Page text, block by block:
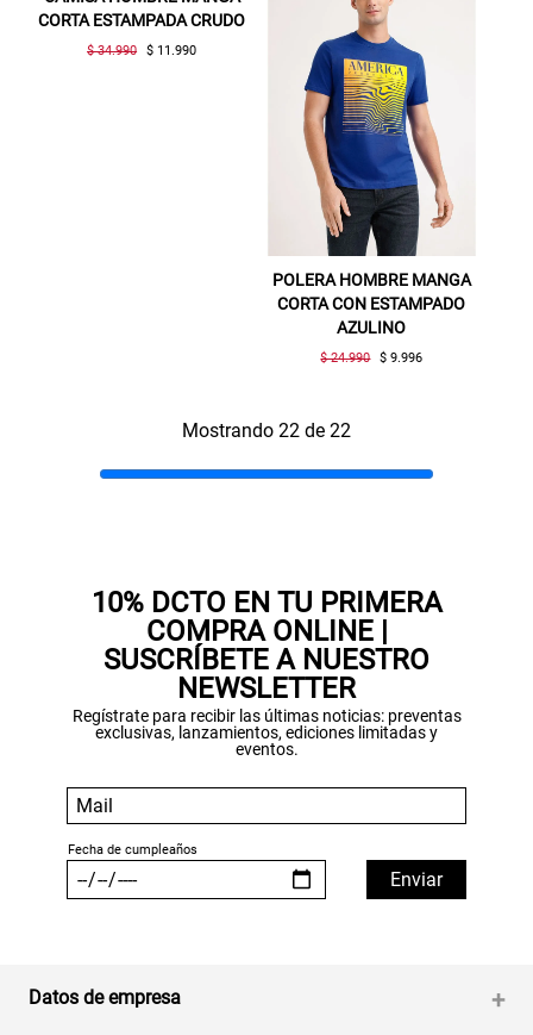
CORTA ESTAMPADA CRUDO
$ 34.990 $ 11.990
POLERA HOMBRE MANGA
CORTA CON ESTAMPADO
AZULINO
$ 24.990 $ 9.996
Mostrando 22 de 22
10% DCTO EN TU PRIMERA
COMPRA ONLINE |
SUSCRÍBETE A NUESTRO
NEWSLETTER
Regístrate para recibir las últimas noticias: preventas
exclusivas, lanzamientos, ediciones limitadas y
eventos.
Datos de empresa +